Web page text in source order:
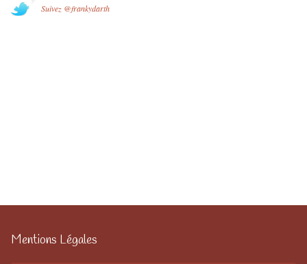
Suivez @frankydarth
Mentions Légales